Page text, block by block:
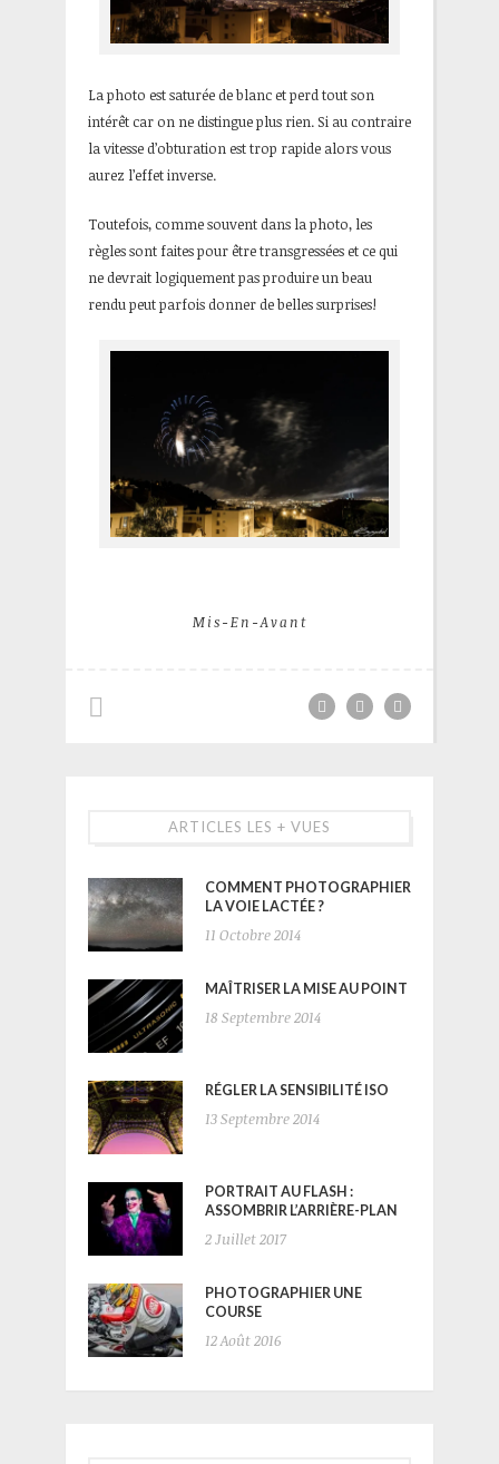
La photo est saturée de blanc et perd tout son
intérêt car on ne distingue plus rien. Si au contraire
la vitesse d’obturation est trop rapide alors vous
aurez l’effet inverse.
Toutefois, comme souvent dans la photo, les
règles sont faites pour être transgressées et ce qui
ne devrait logiquement pas produire un beau
rendu peut parfois donner de belles surprises!
Mis-En-Avant
ARTICLES LES + VUES
COMMENT PHOTOGRAPHIER
LA VOIE LACTÉE ?
11 Octobre 2014
MAÎTRISER LA MISE AU POINT
18 Septembre 2014
RÉGLER LA SENSIBILITÉ ISO
13 Septembre 2014
PORTRAIT AU FLASH :
ASSOMBRIR L’ARRIÈRE-PLAN
2 Juillet 2017
PHOTOGRAPHIER UNE
COURSE
12 Août 2016